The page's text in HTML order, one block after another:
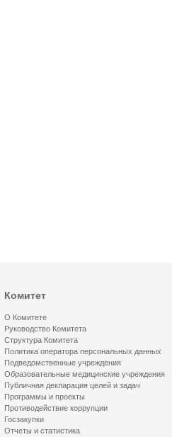
Комитет
О Комитете
Руководство Комитета
Структура Комитета
Политика оператора персональных данных
Подведомственные учреждения
Образовательные медицинские учреждения
Публичная декларация целей и задач
Программы и проекты
Противодействие коррупции
Госзакупки
Отчеты и статистика